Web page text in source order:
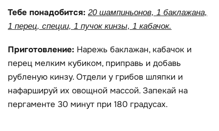
Тебе понадобится: 20 шампиньонов, 1 баклажана,
1 перец, специи, 1 пучок кинзы, 1 кабачок.
Приготовление: Нарежь баклажан, кабачок и
перец мелким кубиком, приправь и добавь
рубленую кинзу. Отдели у грибов шляпки и
нафаршируй их овощной массой. Запекай на
пергаменте 30 минут при 180 градусах.